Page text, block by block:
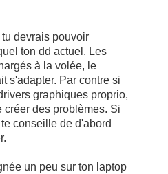
devrais pouvoir
ton dd actuel. Les
à la volée, le
s'adapter. Par contre si
graphiques proprio,
créer des problèmes. Si
conseille de d'abord
un peu sur ton laptop